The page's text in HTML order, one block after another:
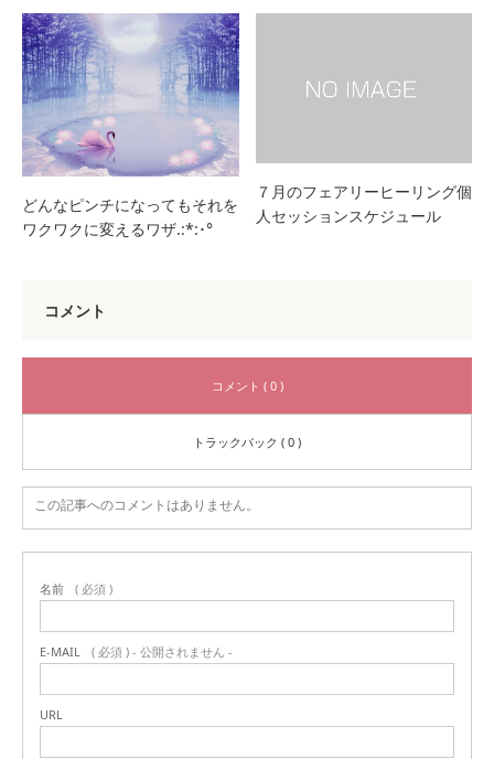
どんなピンチになってもそれを
ワクワクに変えるワザ.:*:･°
７月のフェアリーヒーリング個
人セッションスケジュール
コメント
コメント ( 0 )
トラックバック ( 0 )
この記事へのコメントはありません。
名前 ( 必須 )
E-MAIL ( 必須 ) - 公開されません -
URL